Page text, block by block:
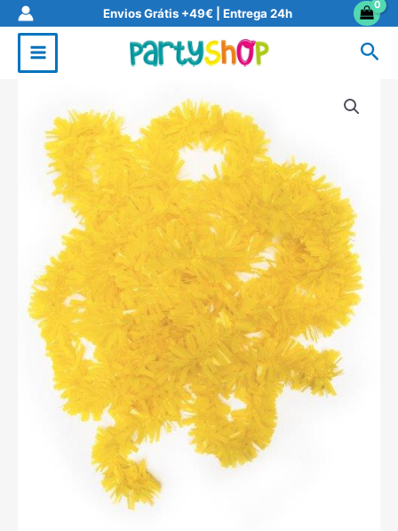
Skip
content
Envios Grátis +49€ | Entrega 24h